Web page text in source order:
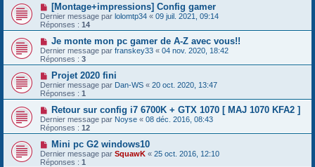
[Montage+impressions] Config gamer
Dernier message par lolomtp34 « 09 juil. 2021, 09:14
Réponses : 14
Je monte mon pc gamer de A-Z avec vous!!
Dernier message par franskey33 « 04 nov. 2020, 18:42
Réponses : 3
Projet 2020 fini
Dernier message par Dan-WS « 20 oct. 2020, 13:47
Réponses : 1
Retour sur config i7 6700K + GTX 1070 [ MAJ 1070 KFA2 ]
Dernier message par Noyse « 08 déc. 2016, 08:43
Réponses : 12
Mini pc G2 windows10
Dernier message par SquawK « 25 oct. 2016, 12:10
Réponses : 1